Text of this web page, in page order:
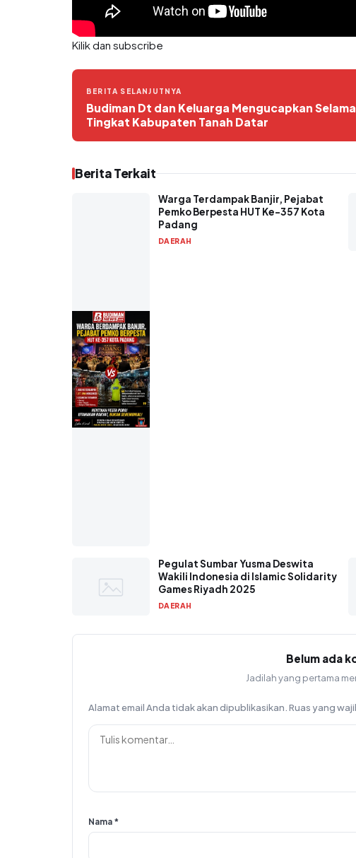
Kilik dan subscribe
BERITA SELANJUTNYA
Budiman Dt dan Keluarga Mengucapkan
Tingkat Kabupaten Tanah Datar
Berita Terkait
Warga Terdampak Banjir, Pejabat
Pemko Berpesta HUT Ke-357 Kota
Padang
DAERAH
Pegulat Sumbar Yusma Deswita
Wakili Indonesia di Islamic Solidarity
Games Riyadh 2025
DAERAH
Belum ada
Jadilah yang pertama
Alamat email Anda tidak akan dipublikasikan.Ruas yang
Nama *